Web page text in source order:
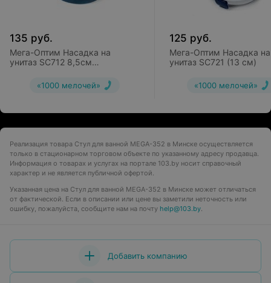
135 руб.
Мега-Оптим Насадка на
унитаз SC712 8,5см
«1000 мелочей»
125 руб.
Мега-Оптим Насадка на
унитаз SC721 (13 см)
«1000 мелочей»
Реализация товара Стул для ванной MEGA-352 в Минске осуществляется
только в стационарном торговом объекте по указанному адресу продавца.
Информация о товарах и услугах на портале 103.by носит справочный
характер и не является публичной офертой.
Указанная цена на Стул для ванной MEGA-352 в Минске может отличаться
от фактической. Если в описании или цене вы заметили неточность или
ошибку, пожалуйста, сообщите нам на почту help@103.by.
Добавить компанию